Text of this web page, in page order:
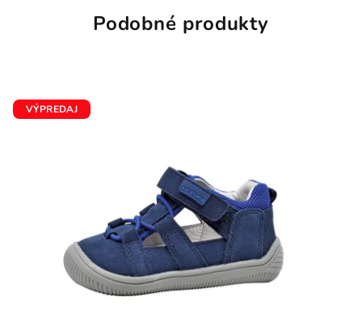
Podobné produkty
VÝPREDAJ